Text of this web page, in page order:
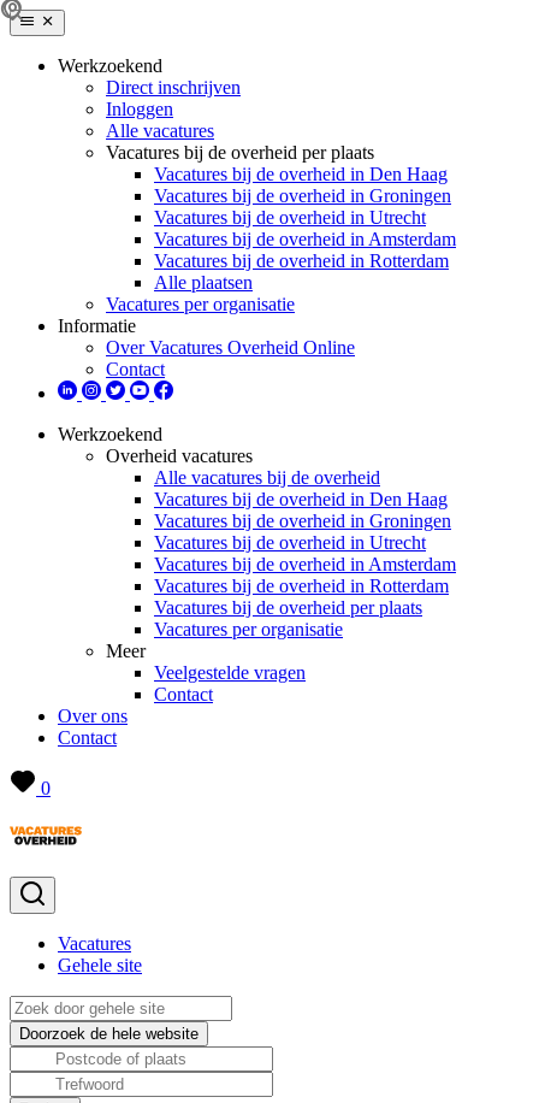
Werkzoekend
Direct inschrijven
Inloggen
Alle vacatures
Vacatures bij de overheid per plaats
Vacatures bij de overheid in Den Haag
Vacatures bij de overheid in Groningen
Vacatures bij de overheid in Utrecht
Vacatures bij de overheid in Amsterdam
Vacatures bij de overheid in Rotterdam
Alle plaatsen
Vacatures per organisatie
Informatie
Over Vacatures Overheid Online
Contact
Werkzoekend
Overheid vacatures
Alle vacatures bij de overheid
Vacatures bij de overheid in Den Haag
Vacatures bij de overheid in Groningen
Vacatures bij de overheid in Utrecht
Vacatures bij de overheid in Amsterdam
Vacatures bij de overheid in Rotterdam
Vacatures bij de overheid per plaats
Vacatures per organisatie
Meer
Veelgestelde vragen
Contact
Over ons
Contact
0
Vacatures
Gehele site